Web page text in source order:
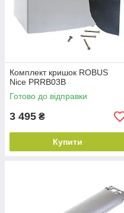
Комплект кришок ROBUS
Nice PRRB03B
Готово до відправки
3 495 ₴
Купити